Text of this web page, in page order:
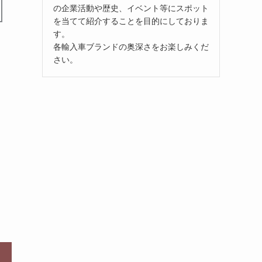
の企業活動や歴史、イベント等にスポット
を当てて紹介することを目的にしておりま
す。
各輸入車ブランドの奥深さをお楽しみくだ
さい。